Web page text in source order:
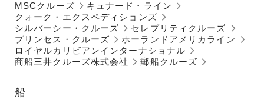
MSCクルーズ
キュナード・ライン
クォーク・エクスペディションズ
シルバーシー・クルーズ
セレブリティクルーズ
プリンセス・クルーズ
ホーランドアメリカライン
ロイヤルカリビアンインターナショナル
商船三井クルーズ株式会社
郵船クルーズ
船